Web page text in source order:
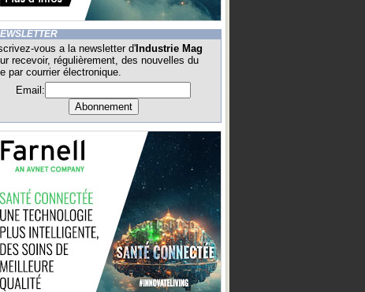
vous a la newsletter d' Industrie Mag
recevoir, régulièrement, des nouvelles du
par courrier électronique.
Email: